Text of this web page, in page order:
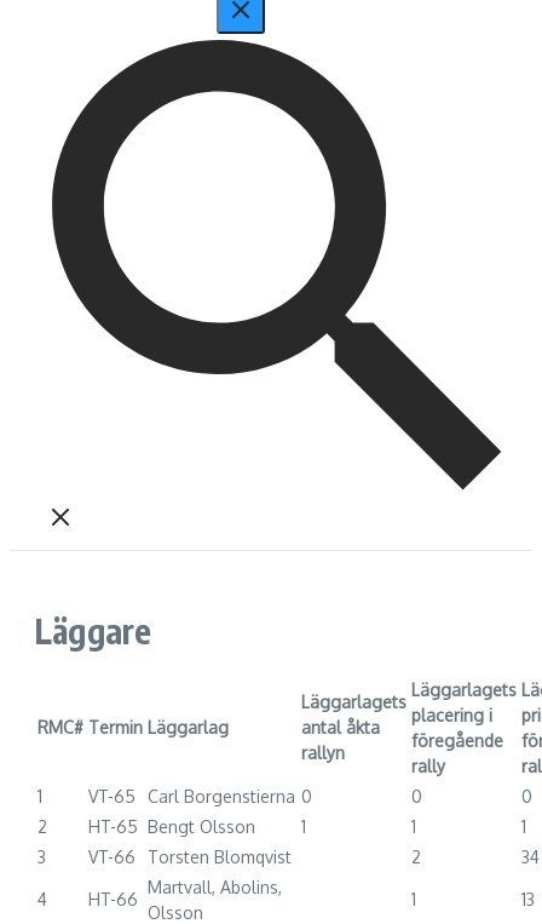
Läggare
RMC# Termin Läggarlag
Läggarlagets
antal åkta
rallyn
Läggarlagets
placering i
föregående
rally
1
VT-65 Carl Borgenstierna 0 0
0
2
HT-65 Bengt Olsson 1 1
1
3
VT-66 Torsten Blomqvist 2 34
4 HT-66
Martvall, Abolins,
Olsson
1 13